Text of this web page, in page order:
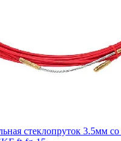
стеклопруток 3.5мм